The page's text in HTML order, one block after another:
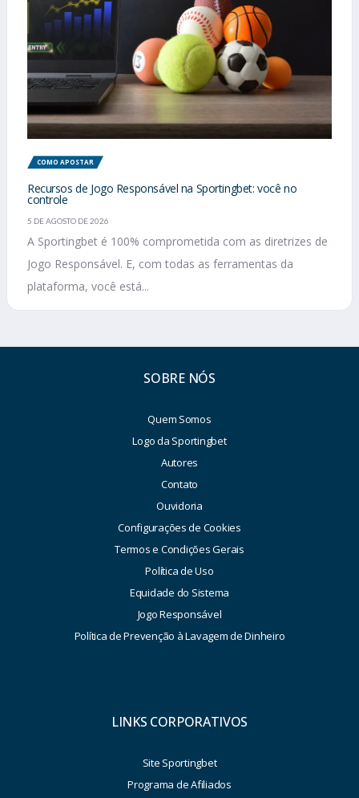
COMO APOSTAR
Recursos de Jogo Responsável na Sportingbet: você no
controle
5 DE AGOSTO DE 2026
A Sportingbet é 100% comprometida com as diretrizes de
Jogo Responsável. E, com todas as ferramentas da
plataforma, você está...
SOBRE NÓS
Quem Somos
Logo da Sportingbet
Autores
Contato
Ouvidoria
Configurações de Cookies
Termos e Condições Gerais
Política de Uso
Equidade do Sistema
Jogo Responsável
Política de Prevenção à Lavagem de Dinheiro
LINKS CORPORATIVOS
Site Sportingbet
Programa de Afiliados